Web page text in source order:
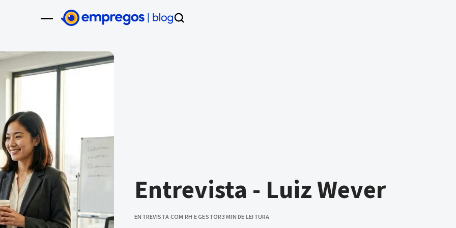
Entrevista - Luiz Wever
ENTREVISTA COM RH E GESTOR3 MIN DE LEITURA